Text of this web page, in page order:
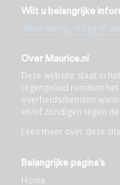
Wilt u belangrijke
Stuur uw tip, vraag of
Over Maurice.nl
Deze website staat in
tegengeluid rondom
overheidsdiensten
en/of zondigen tegen
Lees meer over deze site
Belangrijke pagina’s
Home